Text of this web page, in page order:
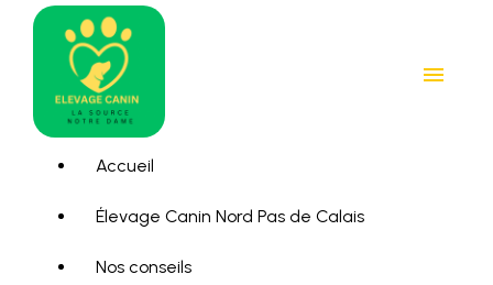
menu
Accueil
Élevage Canin Nord Pas de Calais
Nos conseils
Panneau de gestion des cookies